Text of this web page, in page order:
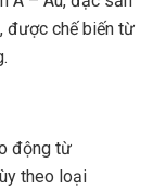
được chế biến từ
động từ
theo loại